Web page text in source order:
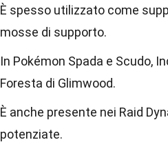
È spesso utilizzato come
mosse di supporto.
In Pokémon Spada e Scudo,
Foresta di Glimwood.
È anche presente nei Raid
potenziate.